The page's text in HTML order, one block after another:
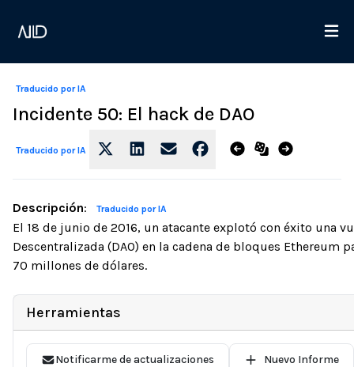
Traducido por IA
Incidente 50: El hack de DAO
Traducido por IA
Descripción: Traducido por IA
El 18 de junio de 2016, un atacante explotó con éxito una
Descentralizada (DAO) en la cadena de bloques Ethereum
70 millones de dólares.
Herramientas
Notificarme de actualizaciones Nuevo Informe